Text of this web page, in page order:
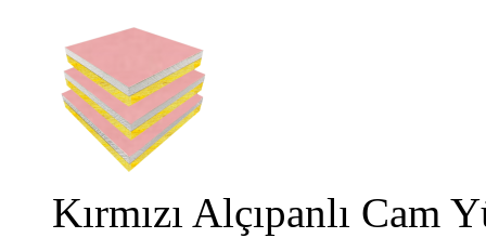
Kırmızı Alçıpanlı Cam